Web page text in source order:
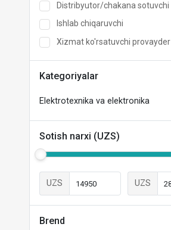
Distribyutor/chakana sotuvchi
Ishlab chiqaruvchi
Xizmat ko'rsatuvchi provayder
Kategoriyalar
Elektrotexnika va elektronika
Sotish narxi (UZS)
UZS UZS
Brend